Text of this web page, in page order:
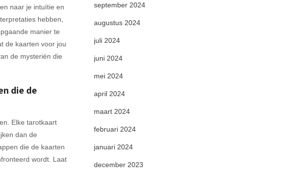
naar je intuïtie en
hebben,
manier te
de kaarten voor jou
de mysteriën die
die de
Elke tarotkaart
dan de
die de kaarten
wordt. Laat
september 2024
augustus 2024
juli 2024
juni 2024
mei 2024
april 2024
maart 2024
februari 2024
januari 2024
december 2023